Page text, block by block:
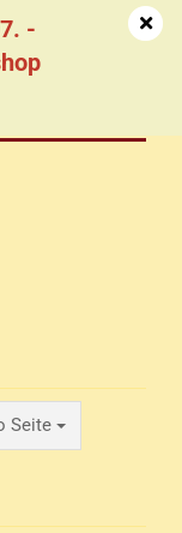
-
Seite